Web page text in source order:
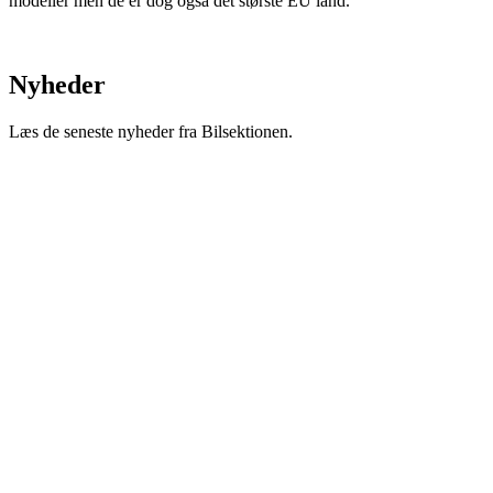
Nyheder
Læs de seneste nyheder fra Bilsektionen.